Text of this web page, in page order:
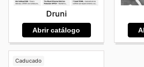
Druni
Abrir catálogo
Caducado